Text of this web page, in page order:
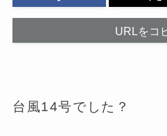
URLをコ
台風14号でした？